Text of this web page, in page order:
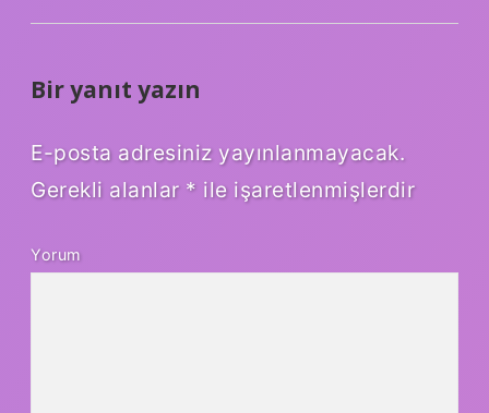
Bir yanıt yazın
E-posta adresiniz yayınlanmayacak.
Gerekli alanlar * ile işaretlenmişlerdir
Yorum